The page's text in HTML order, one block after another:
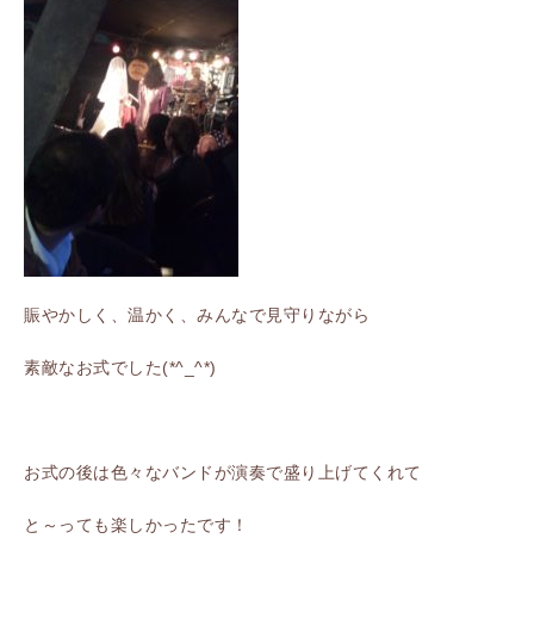
賑やかしく、温かく、みんなで見守りながら
素敵なお式でした(*^_^*)
お式の後は色々なバンドが演奏で盛り上げてくれて
と～っても楽しかったです！